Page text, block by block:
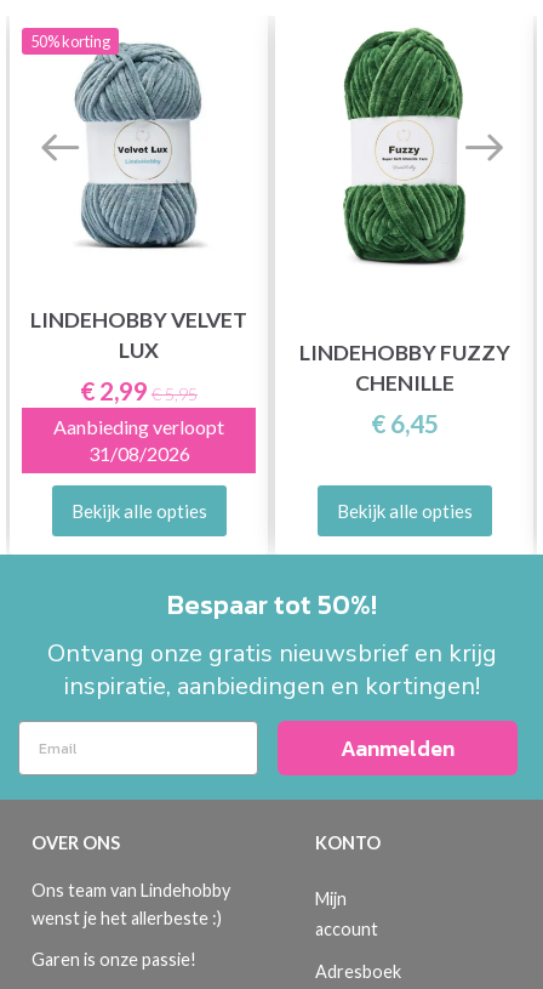
50%korting
LINDEHOBBY VELVET
LUX
€ 2,99 € 5,95
Aanbieding verloopt
31/08/2026
Bekijk alle opties
LINDEHOBBY FUZZY
CHENILLE
€ 6,45
Bekijk alle opties
Bespaar tot 50%!
Ontvang onze gratis nieuwsbrief en krijg
inspiratie, aanbiedingen en kortingen!
Aanmelden
OVER ONS
Ons team van Lindehobby
wenst je het allerbeste :)
Garen is onze passie!
KONTO
Mijn
account
Adresboek